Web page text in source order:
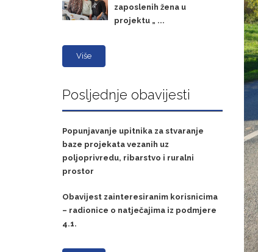
zaposlenih žena u
projektu „ ...
Više
Posljednje obavijesti
Popunjavanje upitnika za stvaranje
baze projekata vezanih uz
poljoprivredu, ribarstvo i ruralni
prostor
Obavijest zainteresiranim korisnicima
– radionice o natječajima iz podmjere
4.1.